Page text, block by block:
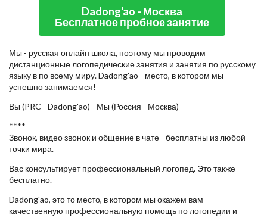
Dadong'ao - Москва
Бесплатное пробное занятие
Мы - русская онлайн школа, поэтому мы проводим
дистанционные логопедические занятия и занятия по русскому
языку в по всему миру. Dadong'ao - место, в котором мы
успешно занимаемся!
Вы (PRC - Dadong'ao) - Мы (Россия - Москва)
****
Звонок, видео звонок и общение в чате - бесплатны из любой
точки мира.
Вас консультирует профессиональный логопед. Это также
бесплатно.
Dadong'ao, это то место, в котором мы окажем вам
качественную профессиональную помощь по логопедии и